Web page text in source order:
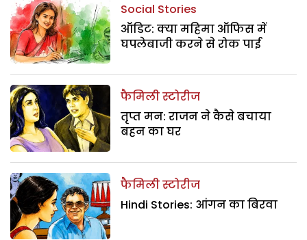
Social Stories
ऑडिट: क्या महिमा ऑफिस में
घपलेबाजी करने से रोक पाई
फैमिली स्टोरीज
तृप्त मन: राजन ने कैसे बचाया
बहन का घर
फैमिली स्टोरीज
Hindi Stories: आंगन का बिरवा